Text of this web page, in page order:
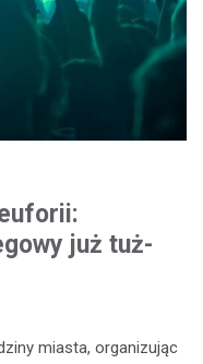
już tuż-
miasta, organizując